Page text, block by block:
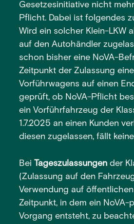
Gesetzesinitiative nicht
Pflicht. Dabei ist folgendes
Wird ein solcher Klein-LKW
auf den Autohändler
schon bisher eine NoVA-
Zeitpunkt der Zulassung
Vorführwagens auf einen
geprüft, ob NoVA-Pflicht
ein Vorführfahrzeug der
1.7.2025 an einen Kunden
diesen zugelassen, fällt
BeiTageszulassungen der
(Zulassung auf den
Verwendung auf
Zeitpunkt, in dem ein NoVA-
Vorgang entsteht, zu